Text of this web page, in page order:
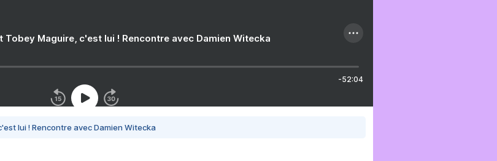
Tobey Maguire, c'est lui ! Rencontre avec Damien Witecka
-52:04
lui ! Rencontre avec Damien Witecka